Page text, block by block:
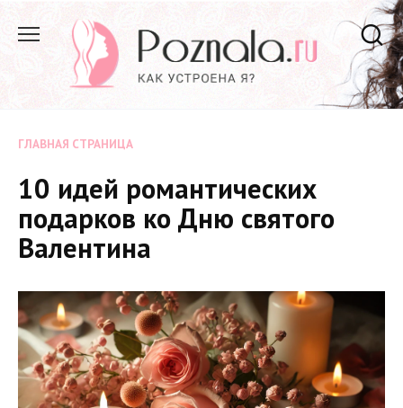
содержанию
ГЛАВНАЯ СТРАНИЦА
10 идей романтических
подарков ко Дню святого
Валентина